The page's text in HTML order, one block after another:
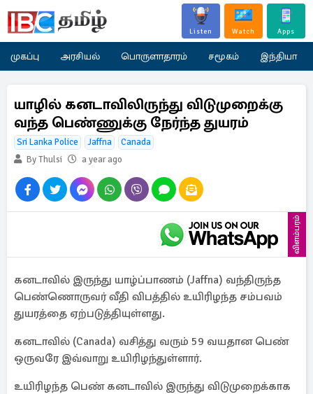
Listen Watch Apps
முகப்பு அரசியல் பொருளாதாரம் சமூகம் இந்தியா
யாழில் கனடாவிலிருந்து விடுமுறைக்கு
வந்த பெண்ணுக்கு நேர்ந்த துயரம்
Sri Lanka Police Jaffna
Canada
By Thulsi
a year ago
விளம்பரம்
கனடாவில் இருந்து யாழ்ப்பாணம் (Jaffna) வந்திருந்த
பெண்ணொருவர் வீதி விபத்தில் உயிரிழந்த சம்பவம்
துயரத்தை ஏற்படுத்தியுள்ளது.
கனடாவில் (Canada) வசித்து வரும் 59 வயதான பெண்
ஒருவரே இவ்வாறு உயிரிழந்துள்ளார்.
உயிரிழந்த பெண் கனடாவில் இருந்து விடுமுறைக்காக